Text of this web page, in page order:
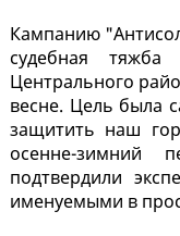
Кампанию
судебная
Центрального
весне. Цель была
защитить наш
осенне-зимний
подтвердили
именуемыми в